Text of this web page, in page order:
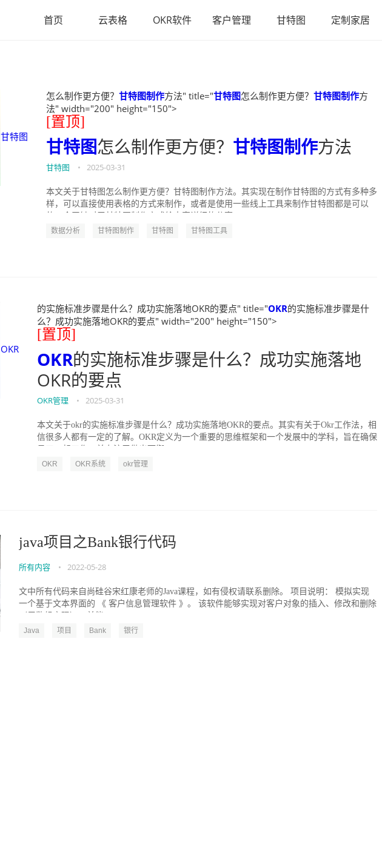
首页 云表格 OKR软件 客户管理 甘特图 定制家居
甘特图
怎么制作更方便？ 甘特图制作方法" title="甘特图怎么制作更方便？ 甘特图制作方
法" width="200" height="150">
[置顶]
甘特图怎么制作更方便？ 甘特图制作方法
甘特图 • 2025-03-31
本文关于甘特图怎么制作更方便？甘特图制作方法。其实现在制作甘特图的方式有多种多
样，可以直接使用表格的方式来制作，或者是使用一些线上工具来制作甘特图都是可以
数据分析 甘特图制作 甘特图 甘特图工具
OKR
的实施标准步骤是什么？成功实施落地OKR的要点" title="OKR的实施标准步骤是什
么？成功实施落地OKR的要点" width="200" height="150">
[置顶]
OKR的实施标准步骤是什么？成功实施落地
OKR的要点
OKR管理 • 2025-03-31
本文关于okr的实施标准步骤是什么？成功实施落地OKR的要点。其实有关于Okr工作法，相
信很多人都有一定的了解。OKR定义为一个重要的思维框架和一个发展中的学科，旨在确保
OKR OKR系统 okr管理
java项目之Bank银行代码
所有内容 • 2022-05-28
文中所有代码来自尚硅谷宋红康老师的Java课程，如有侵权请联系删除。 项目说明： 模拟实现
一个基于文本界面的 《 客户信息管理软件 》。 该软件能够实现对客户对象的插入、修改和删除
Java 项目 Bank 银行